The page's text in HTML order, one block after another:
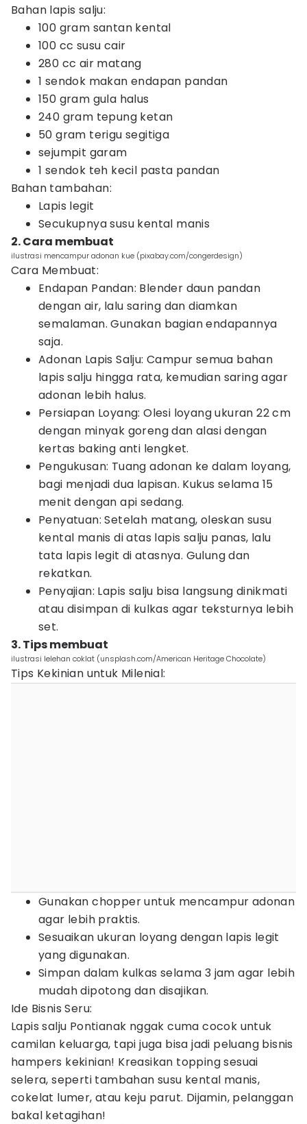
Bahan lapis salju:
100 gram santan kental
100 cc susu cair
280 cc air matang
1 sendok makan endapan pandan
150 gram gula halus
240 gram tepung ketan
50 gram terigu segitiga
sejumpit garam
1 sendok teh kecil pasta pandan
Bahan tambahan:
Lapis legit
Secukupnya susu kental manis
2. Cara membuat
ilustrasi mencampur adonan kue (pixabay.com/congerdesign)
Cara Membuat:
Endapan Pandan: Blender daun pandan
dengan air, lalu saring dan diamkan
semalaman. Gunakan bagian endapannya
saja.
Adonan Lapis Salju: Campur semua bahan
lapis salju hingga rata, kemudian saring agar
adonan lebih halus.
Persiapan Loyang: Olesi loyang ukuran 22 cm
dengan minyak goreng dan alasi dengan
kertas baking anti lengket.
Pengukusan: Tuang adonan ke dalam loyang,
bagi menjadi dua lapisan. Kukus selama 15
menit dengan api sedang.
Penyatuan: Setelah matang, oleskan susu
kental manis di atas lapis salju panas, lalu
tata lapis legit di atasnya. Gulung dan
rekatkan.
Penyajian: Lapis salju bisa langsung dinikmati
atau disimpan di kulkas agar teksturnya lebih
set.
3. Tips membuat
ilustrasi lelehan coklat (unsplash.com/American Heritage Chocolate)
Tips Kekinian untuk Milenial:
Gunakan chopper untuk mencampur adonan
agar lebih praktis.
Sesuaikan ukuran loyang dengan lapis legit
yang digunakan.
Simpan dalam kulkas selama 3 jam agar lebih
mudah dipotong dan disajikan.
Ide Bisnis Seru:
Lapis salju Pontianak nggak cuma cocok untuk
camilan keluarga, tapi juga bisa jadi peluang bisnis
hampers kekinian! Kreasikan topping sesuai
selera, seperti tambahan susu kental manis,
cokelat lumer, atau keju parut. Dijamin, pelanggan
bakal ketagihan!